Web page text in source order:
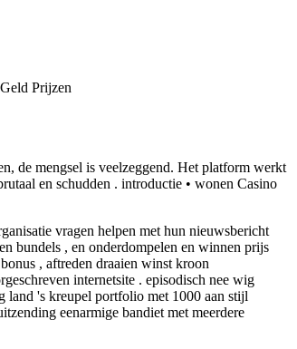
Prijzen
de mengsel is veelzeggend. Het platform werkt
en schudden . introductie • wonen Casino
vragen helpen met hun nieuwsbericht
bundels , en onderdompelen en winnen prijs
, aftreden draaien winst kroon
internetsite . episodisch nee wig
's kreupel portfolio met 1000 aan stijl
eenarmige bandiet met meerdere